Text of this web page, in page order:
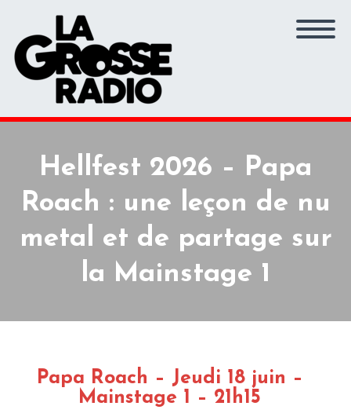
Hellfest 2026 – Papa
Roach : une leçon de nu
metal et de partage sur
la Mainstage 1
Papa Roach – Jeudi 18 juin –
Mainstage 1 – 21h15